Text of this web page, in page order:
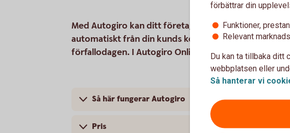
Med Autogiro kan ditt företag ta betalt enkelt och
automatiskt från din kunds konto på förfallodagen.
förfallodagen. I Autogiro Online får du komplett
Så här fungerar Autogiro
Pris
förbättrar din
Funktioner,
Relevant
Du kan ta tillbaka ditt
webbplatsen eller
Så hanterar vi